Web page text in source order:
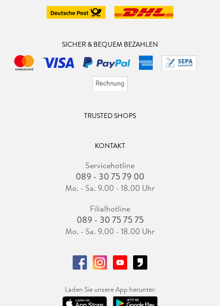
SICHER & BEQUEM BEZAHLEN
TRUSTED SHOPS
KONTAKT
Servicehotline
089 - 30 75 79 00
Mo. - Sa. 9.00 - 18.00 Uhr
Filialhotline
089 - 30 75 75 75
Mo. - Sa. 9.00 - 18.00 Uhr
Laden Sie unsere App herunter.